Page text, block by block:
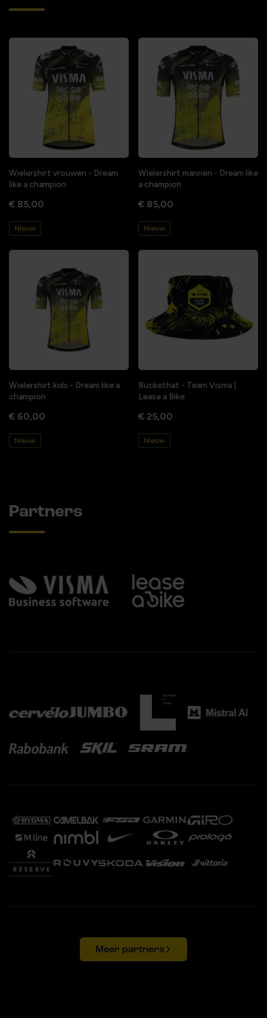
Wielershirt vrouwen - Dream
like a champion
€ 85,00
Nieuw
Wielershirt mannen - Dream like
a champion
€ 85,00
Nieuw
Wielershirt kids - Dream like a
champion
€ 60,00
Nieuw
Buckethat - Team Visma |
Lease a Bike
€ 25,00
Nieuw
Partners
Meer partners